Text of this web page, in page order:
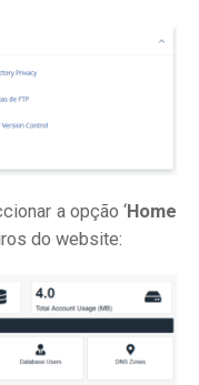
a opção ‘Home
do website: